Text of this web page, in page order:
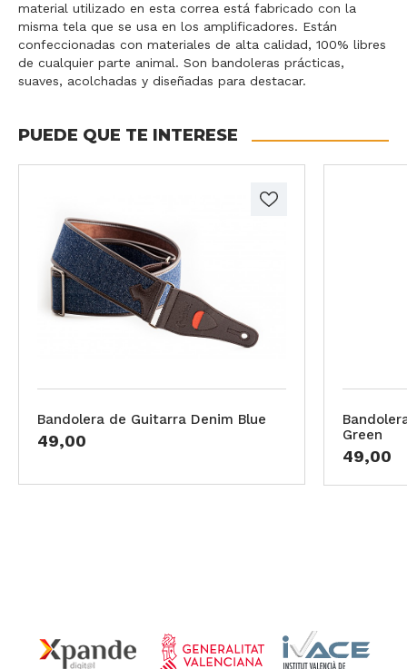
material utilizado en esta correa está fabricado con la
misma tela que se usa en los amplificadores. Están
confeccionadas con materiales de alta calidad, 100% libres
de cualquier parte animal. Son bandoleras prácticas,
suaves, acolchadas y diseñadas para destacar.
PUEDE QUE TE INTERESE
Bandolera de Guitarra Denim Blue
49,00
Green
49,00